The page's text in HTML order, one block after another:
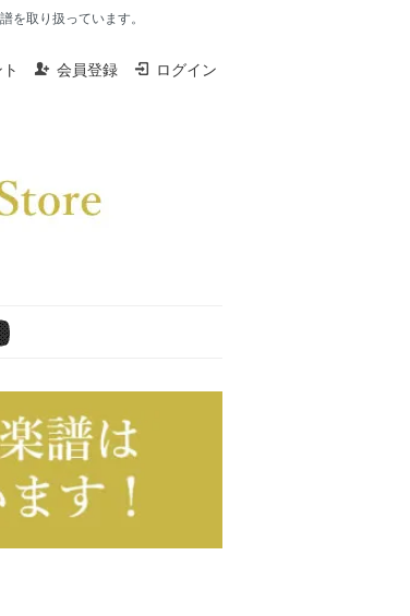
を取り扱っています。
会員登録 ログイン